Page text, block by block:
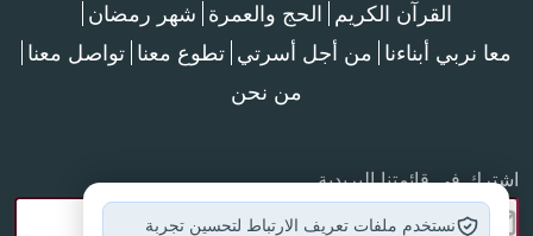
القرآن الكريم الحج والعمرة شهر رمضان
معا نربي أبناءنا من أجل أسرتي تطوع معنا تواصل معنا
من نحن
اشترك في قائمتنا البريدية
نستخدم ملفات تعريف الارتباط لتحسين تجربة